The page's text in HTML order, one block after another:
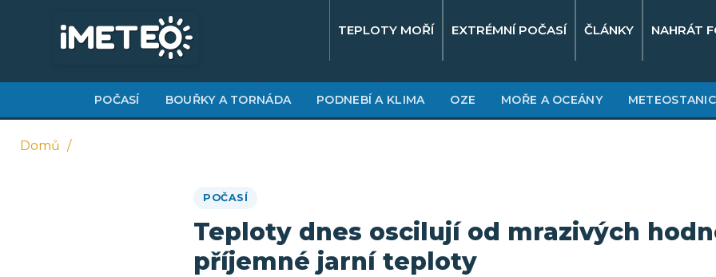
hlavnímu
TEPLOTY MOŘÍ EXTRÉMNÍ POČASÍ ČLÁNKY NAHRÁT
POČASÍ BOUŘKY A TORNÁDA PODNEBÍ A KLIMA OZE MOŘE A OCEÁNY
Domů
POČASÍ
Teploty dnes oscilují od mrazivých
příjemné jarní teploty